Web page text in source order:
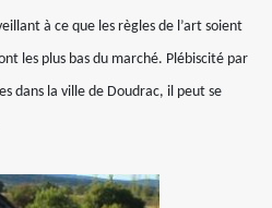
à ce que les règles de l’art soient
les plus bas du marché. Plébiscité par
dans la ville de Doudrac, il peut se